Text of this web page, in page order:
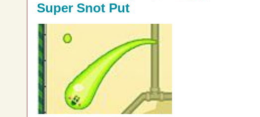
Super Snot Put